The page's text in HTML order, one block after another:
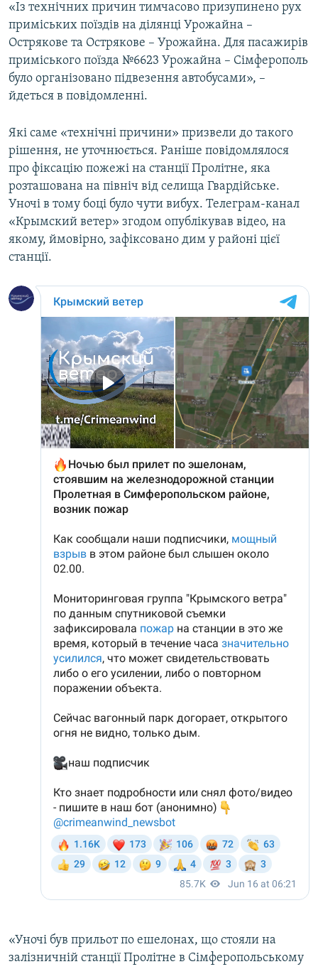
«Із технічних причин тимчасово призупинено рух
приміських поїздів на ділянці Урожайна –
Острякове та Острякове – Урожайна. Для пасажирів
приміського поїзда №6623 Урожайна – Сімферополь
було організовано підвезення автобусами», –
йдеться в повідомленні.
Які саме «технічні причини» призвели до такого
рішення, не уточнюється. Раніше повідомлялося
про фіксацію пожежі на станції Пролітне, яка
розташована на північ від селища Гвардійське.
Уночі в тому боці було чути вибух. Телеграм-канал
«Крымский ветер» згодом опублікував відео, на
якому, ймовірно, зафіксовано дим у районі цієї
станції.
«Уночі був прильот по ешелонах, що стояли на
залізничній станції Пролітне в Сімферопольському